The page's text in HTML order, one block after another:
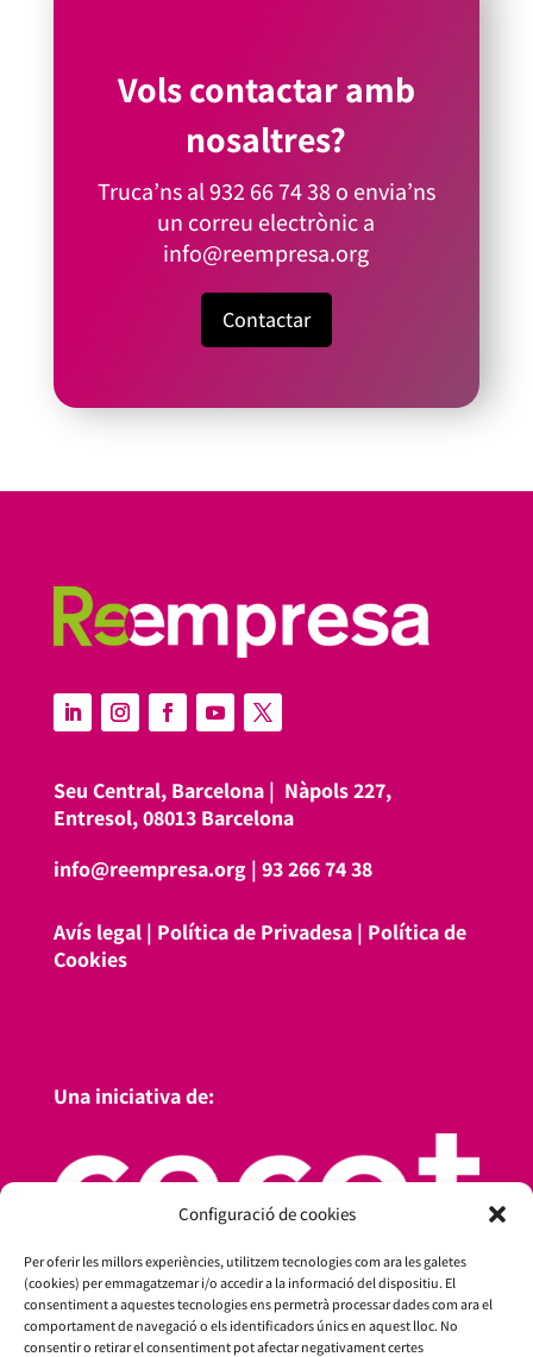
Configuració de cookies
Per oferir les millors experiències, utilitzem tecnologies com ara les galetes
(cookies) per emmagatzemar i/o accedir a la informació del dispositiu. El
consentiment a aquestes tecnologies ens permetrà processar dades com ara el
comportament de navegació o els identificadors únics en aquest lloc. No
consentir o retirar el consentiment pot afectar negativament certes
Vols contactar amb
nosaltres?
Truca’ns al932 66 74 38o envia’ns
un correu electrònic a
info@reempresa.org
Contactar
Seu Central, Barcelona | Nàpols 227,
Entresol, 08013 Barcelona
info@reempresa.org| 93 266 74 38
Avís legal| Política de Privadesa| Política de
Cookies
Una iniciativa de: